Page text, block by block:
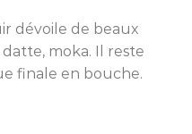
dévoile de beaux
moka. Il reste
finale en bouche.